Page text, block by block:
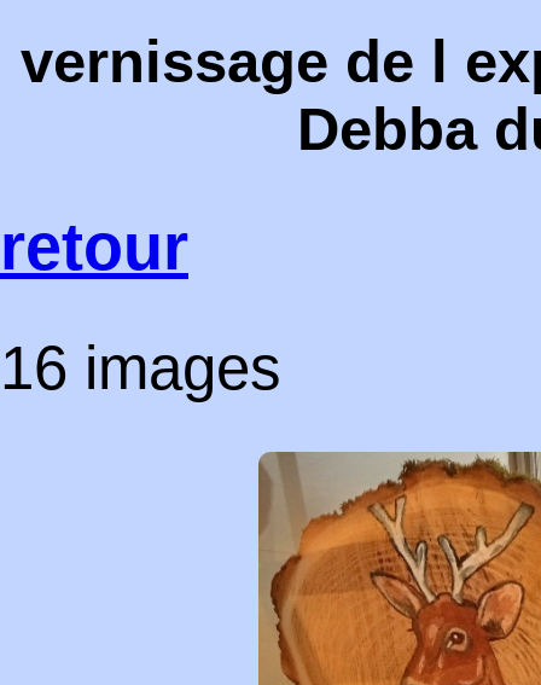
vernissage de l
Debba
retour
16 images